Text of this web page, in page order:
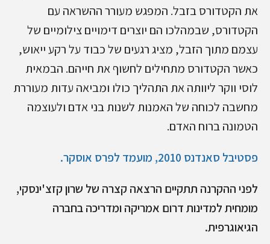
את הקטדורס בזבל. המפגש מעורר ההשראה עם
הקטדורס, שבמהלכו הם יוצרים דימויים צילומיים של
עצמם מתוך הזבל, מציג רגעים של כבוד על רקע ייאוש,
כאשר הקטדורס מתחילים לחשוף את חייהם. הבמאית
לוסי ווקר ליוותה את התהליך כולו ומביאה עדות מעוררת
מחשבה לכוחה של האמנות לשנות בני אדם ולעוצמה
הטמונה ברוח האדם.
פסטיבל סאנדנס 2010, מועמד לפרס אוסקר.
לפני ההקרנה תתקיים הרצאה קצרה של שרון קזצ'ינסקי,
מומחית למדינות דרום אמריקה ומדריכה בחברה
הגיאוגרפית.